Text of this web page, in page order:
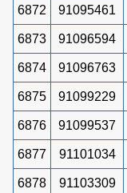
6872 91095461
6873 91096594
6874 91096763
6875 91099229
6876 91099537
6877 91101034
6878 91103309